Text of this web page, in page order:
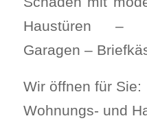
Haustüren –
Garagen –
Wir öffnen für Sie:
Wohnungs- und